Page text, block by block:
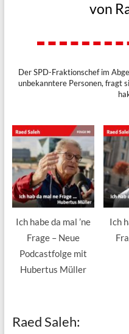
von
Der SPD-Fraktionschef im
unbekanntere Personen, fragt
Ich habe da mal ’ne
Frage – Neue
Podcastfolge mit
Hubertus Müller
Ich
Raed Saleh: